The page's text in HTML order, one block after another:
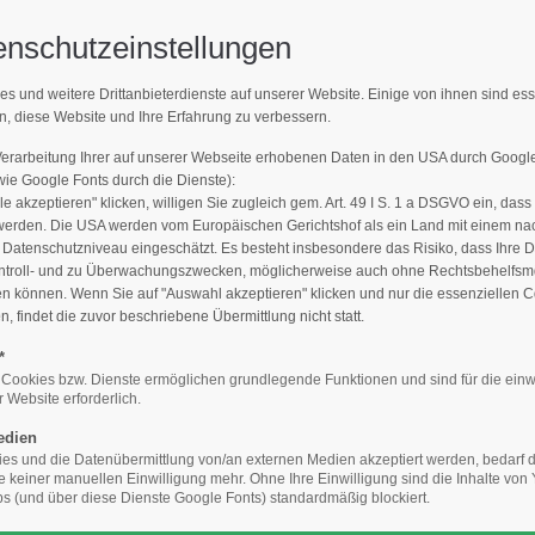
Mailadresse)
Support
Lorem ipsum dolor sit amet:
24h/
365days
Mon - Fri 8:00am - 5:00pm
(GMT +1)
376-
+44
FINDEN
Sie den Fachbetrieb in Ihrer
Baumpfleger finden Die Qualität macht´s: Geprüfter
und weitere Drittanbieterdienste auf unserer Website. Einige von ihnen sind
diese Website und Ihre Erfahrung zu verbessern.
Ihrer auf unserer Webseite erhobenen Daten in den USA durch
Google Fonts durch die Dienste):
akzeptieren" klicken, willigen Sie zugleich gem. Art. 49 I S. 1 a DSGVO ein,
Die USA werden vom Europäischen Gerichtshof als ein Land mit einem
eingeschätzt. Es besteht insbesondere das Risiko, dass Ihre
und zu Überwachungszwecken, möglicherweise auch ohne
können. Wenn Sie auf "Auswahl akzeptieren" klicken und nur die essenziellen
findet die zuvor beschriebene Übermittlung nicht statt.
bzw. Dienste ermöglichen grundlegende Funktionen und sind für die
Website erforderlich.
und die Datenübermittlung von/an externen Medien akzeptiert werden, bedarf
keiner manuellen Einwilligung mehr. Ohne Ihre Einwilligung sind die Inhalte von
(und über diese Dienste Google Fonts) standardmäßig blockiert.